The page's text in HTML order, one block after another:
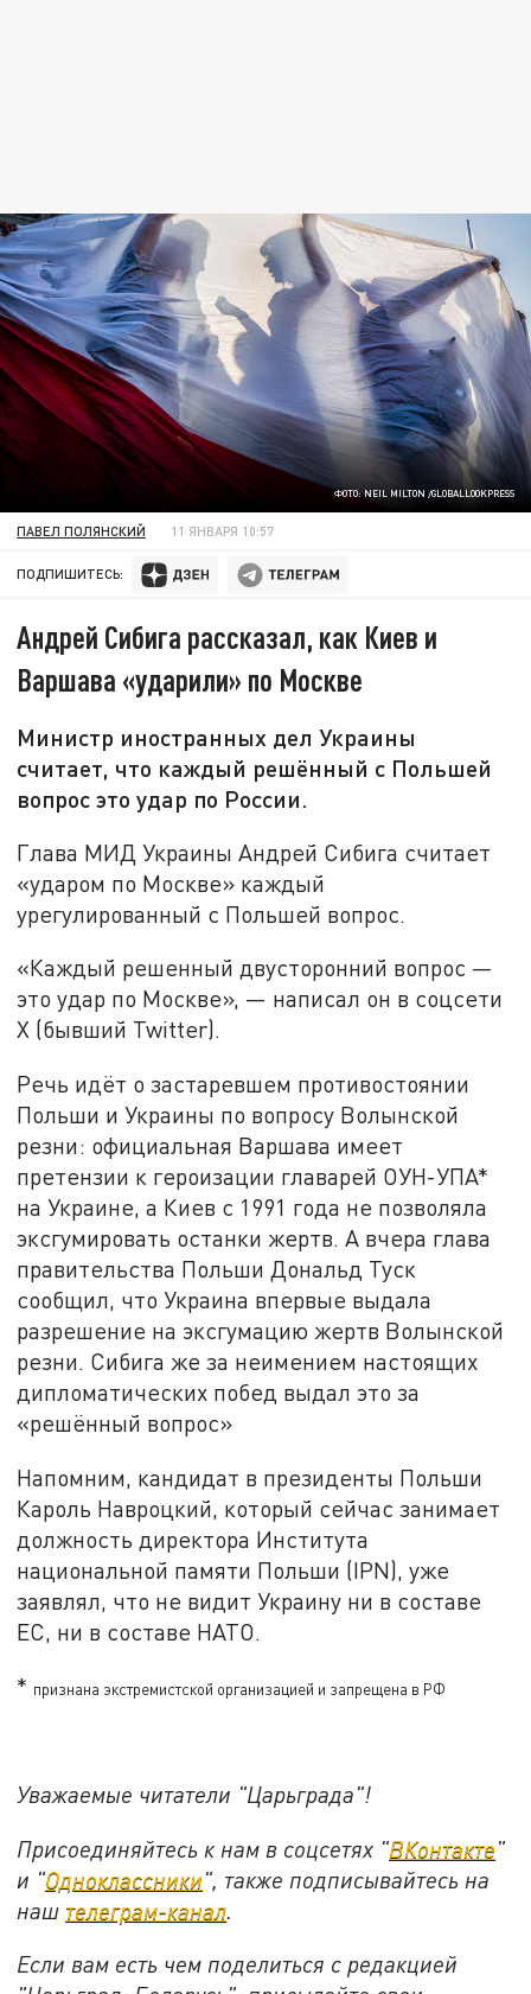
ФОТО: NEIL MILTON /GLOBALLOOKPRESS
ПАВЕЛ ПОЛЯНСКИЙ 11 ЯНВАРЯ 10:57
ПОДПИШИТЕСЬ:
Андрей Сибига рассказал, как Киев и
Варшава «ударили» по Москве
Министр иностранных дел Украины
считает, что каждый решённый с Польшей
вопрос это удар по России.
Глава МИД Украины Андрей Сибига считает
«ударом по Москве» каждый
урегулированный с Польшей вопрос.
«Каждый решенный двусторонний вопрос —
это удар по Москве», — написал он в соцсети
X (бывший Twitter).
Речь идёт о застаревшем противостоянии
Польши и Украины по вопросу Волынской
резни: официальная Варшава имеет
претензии к героизации главарей ОУН-УПА*
на Украине, а Киев с 1991 года не позволяла
эксгумировать останки жертв. А вчера глава
правительства Польши Дональд Туск
сообщил, что Украина впервые выдала
разрешение на эксгумацию жертв Волынской
резни. Сибига же за неимением настоящих
дипломатических побед выдал это за
«решённый вопрос»
Напомним, кандидат в президенты Польши
Кароль Навроцкий, который сейчас занимает
должность директора Института
национальной памяти Польши (IPN), уже
заявлял, что не видит Украину ни в составе
ЕС, ни в составе НАТО.
* признана экстремистской организацией и запрещена в РФ
Уважаемые читатели "Царьграда"!
Присоединяйтесь к нам в соцсетях "ВКонтакте"
и "Одноклассники", также подписывайтесь на
наш телеграм-канал
Если вам есть чем поделиться с редакцией